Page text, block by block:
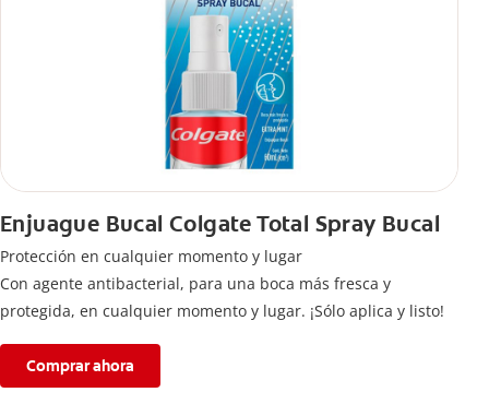
Enjuague Bucal Colgate Total Spray Bucal
Protección en cualquier momento y lugar
Con agente antibacterial, para una boca más fresca y
protegida, en cualquier momento y lugar. ¡Sólo aplica y listo!
Comprar ahora